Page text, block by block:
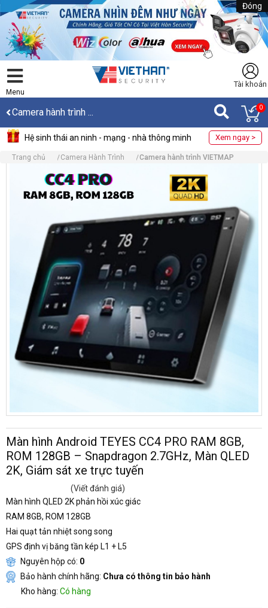
Đóng
Menu
Tài khoản
Camera hành trình ... 0
Hệ sinh thái an ninh - mạng - nhà thông minh Xem ngay >
Trang chủ Camera Hành Trình Camera hành trình VIETMAP
Màn hình Android TEYES CC4 PRO RAM 8GB,
ROM 128GB – Snapdragon 2.7GHz, Màn QLED
2K, Giám sát xe trực tuyến
(Viết đánh giá)
Màn hình QLED 2K phản hồi xúc giác
RAM 8GB, ROM 128GB
Hai quạt tản nhiệt song song
GPS định vị băng tần kép L1 + L5
Nguyên hộp có: 0
Bảo hành chính hãng: Chưa có thông tin bảo hành
Kho hàng: Có hàng